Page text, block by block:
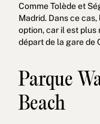
Comme Tolède et
Madrid. Dans ce
option, car il est plus
départ de la gare de
Parque
Beach